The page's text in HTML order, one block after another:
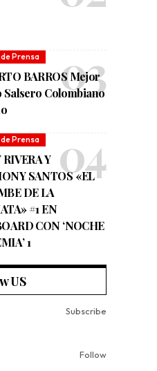
Prensa
BARROS Mejor
Salsero Colombiano
Prensa
RIVERA Y
SANTOS «EL
DE LA
#1 EN
CON ‘NOCHE
1
US
Subscribe
Follow